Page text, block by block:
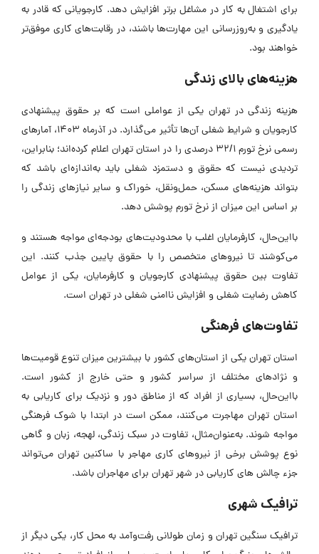
برای اشتغال به کار در مشاغل برتر افزایش دهد. کارجویانی که قادر به
یادگیری و به‌روزرسانی این مهارت‌ها باشند، در رقابت‌های کاری موفق‌تر
خواهند بود.
هزینه‌های بالای زندگی
هزینه‌ زندگی در تهران یکی از عواملی است که بر حقوق پیشنهادی
کارجویان و شرایط شغلی آن‌ها تأثیر می‌گذارد. در آذرماه 1403، آمارهای
رسمی نرخ تورم 32/1 درصدی را در استان تهران اعلام کرده‌اند؛ بنابراین،
تردیدی نیست که حقوق و دستمزد شغلی باید به‌اندازه‌ای باشد که
بتواند هزینه‌های مسکن، حمل‌ونقل، خوراک و سایر نیازهای زندگی را
بر اساس این میزان از نرخ تورم پوشش دهد.
بااین‌حال، کارفرمایان اغلب با محدودیت‌های بودجه‌ای مواجه هستند و
می‌کوشند تا نیروهای متخصص را با حقوق پایین جذب کنند. این
تفاوت بین حقوق پیشنهادی کارجویان و کارفرمایان، یکی از عوامل
کاهش رضایت شغلی و افزایش ناامنی شغلی در تهران است.
تفاوت‌های فرهنگی
استان تهران یکی از استان‌های کشور با بیشترین میزان تنوع قومیت‌ها
و نژادهای مختلف از سراسر کشور و حتی خارج از کشور است.
بااین‌حال، بسیاری از افراد که از مناطق دور و نزدیک برای کاریابی به
استان تهران مهاجرت می‌کنند، ممکن است در ابتدا با شوک فرهنگی
مواجه شوند. به‌عنوان‌مثال، تفاوت در سبک زندگی، لهجه، زبان و گاهی
نوع پوشش برخی از نیروهای کاری مهاجر با ساکنین تهران می‌تواند
جزء چالش های کاریابی در شهر تهران برای مهاجران باشد.
ترافیک شهری
ترافیک سنگین تهران و زمان طولانی رفت‌وآمد به محل کار، یکی دیگر از